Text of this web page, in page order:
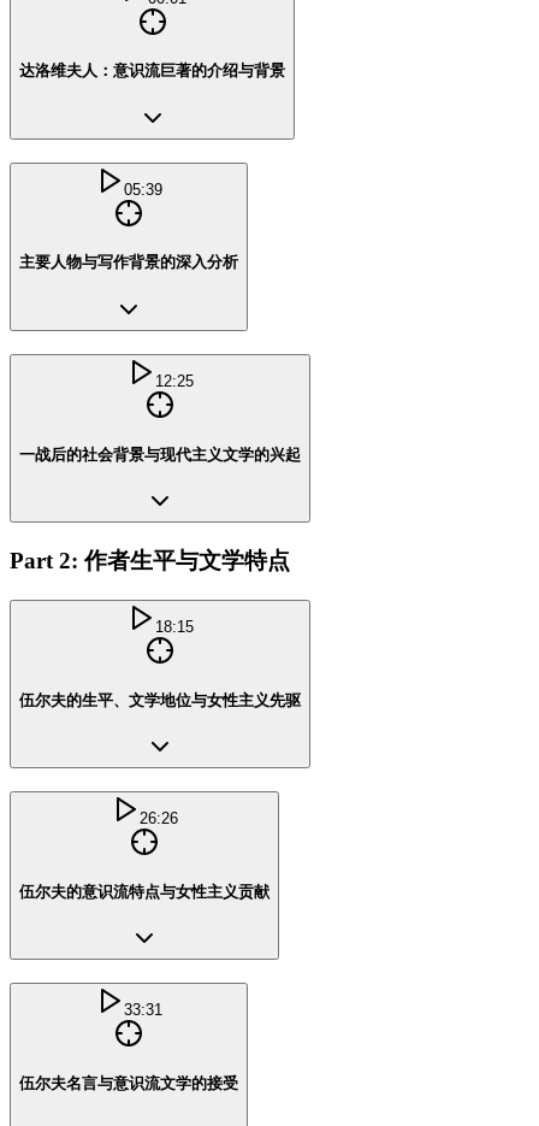
达洛维夫人：意识流巨著的介绍与背景
05:39
主要人物与写作背景的深入分析
12:25
一战后的社会背景与现代主义文学的兴起
Part 2: 作者生平与文学特点
18:15
伍尔夫的生平、文学地位与女性主义先驱
26:26
伍尔夫的意识流特点与女性主义贡献
33:31
伍尔夫名言与意识流文学的接受